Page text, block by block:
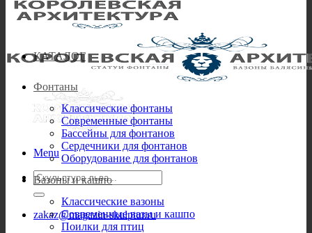
Menu
Искать:
zakaz@magazin-skulptur.ru
КАТАЛОГ
Фонтаны
Классические фонтаны
Современные фонтаны
Бассейны для фонтанов
Сердечники для фонтанов
Оборудование для фонтанов
Вазоны и кашпо
Классические вазоны
Современные вазы и кашпо
Поилки для птиц